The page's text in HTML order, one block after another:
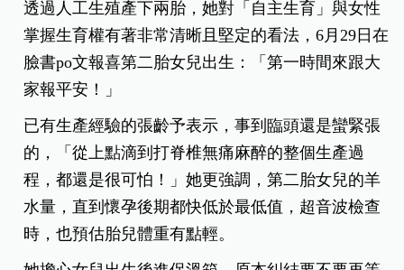
透過人工生殖產下兩胎，她對「自主生育」與女性
掌握生育權有著非常清晰且堅定的看法，6月29日在
臉書po文報喜第二胎女兒出生：「第一時間來跟大
家報平安！」
已有生產經驗的張齡予表示，事到臨頭還是蠻緊張
的，「從上點滴到打脊椎無痛麻醉的整個生產過
程，都還是很可怕！」她更強調，第二胎女兒的羊
水量，直到懷孕後期都快低於最低值，超音波檢查
時，也預估胎兒體重有點輕。